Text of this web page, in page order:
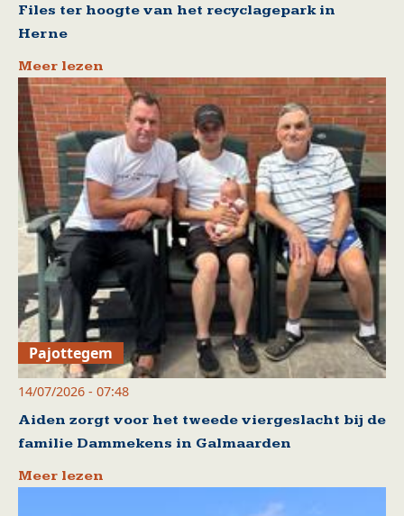
Files ter hoogte van het recyclagepark in
Herne
Meer lezen
Pajottegem
14/07/2026 - 07:48
Aiden zorgt voor het tweede viergeslacht bij de
familie Dammekens in Galmaarden
Meer lezen